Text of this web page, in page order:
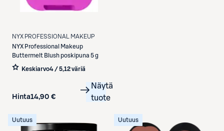
NYX PROFESSIONAL MAKEUP
NYX Professional Makeup
Buttermelt Blush poskipuna 5 g
Keskiarvo4 / 5,12 väriä
Hinta14,90 €
Näytä
tuote
Uutuus Uutuus